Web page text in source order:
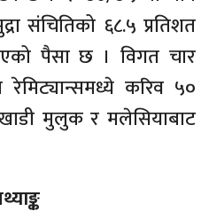
संचितिको ६८.५ प्रतिशत
पैसा छ । विगत चार
रेमिट्यान्समध्ये करिव ५०
मुलुक र मलेसियाबाट